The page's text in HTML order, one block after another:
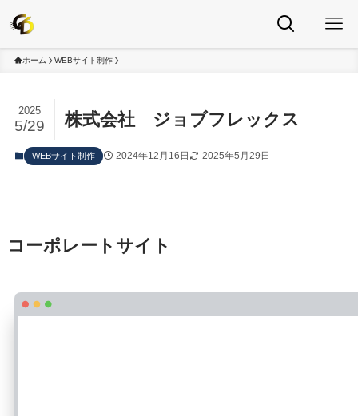
ホーム WEBサイト制作
株式会社 ジョブフレックス
2025
5/29
WEBサイト制作 2024年12月16日 2025年5月29日
コーポレートサイト